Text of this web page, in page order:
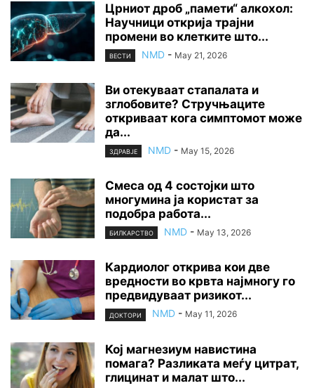
Црниот дроб „памети“ алкохол:
Научници открија трајни
промени во клетките што...
ВЕСТИ NMD - May 21, 2026
Ви отекуваат стапалата и
зглобовите? Стручњаците
откриваат кога симптомот може
да...
ЗДРАВЈЕ NMD - May 15, 2026
Смеса од 4 состојки што
многумина ја користат за
подобра работа...
БИЛКАРСТВО NMD - May 13, 2026
Кардиолог открива кои две
вредности во крвта најмногу го
предвидуваат ризикот...
ДОКТОРИ NMD - May 11, 2026
Кој магнезиум навистина
помага? Разликата меѓу цитрат,
глицинат и малат што...